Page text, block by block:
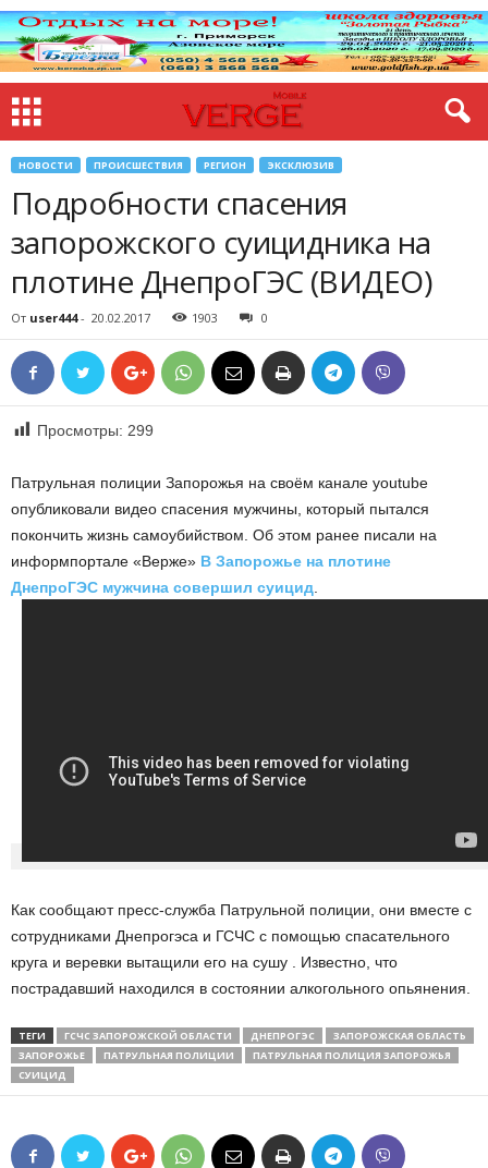
НОВОСТИ ПРОИСШЕСТВИЯ РЕГИОН ЭКСКЛЮЗИВ
Подробности спасения
запорожского суицидника на
плотине ДнепроГЭС (ВИДЕО)
От user444- 20.02.2017 1903 0
Просмотры: 299
Патрульная полиции Запорожья на своём канале youtube
опубликовали видео спасения мужчины, который пытался
покончить жизнь самоубийством. Об этом ранее писали на
информпортале «Верже» В Запорожье на плотине
ДнепроГЭС мужчина совершил суицид
Как сообщают пресс-служба Патрульной полиции, они вместе с
сотрудниками Днепрогэса и ГСЧС с помощью спасательного
круга и веревки вытащили его на сушу . Известно, что
пострадавший находился в состоянии алкогольного опьянения.
ТЕГИ ГСЧС ЗАПОРОЖСКОЙ ОБЛАСТИ ДНЕПРОГЭС
ЗАПОРОЖСКАЯ ОБЛАСТЬ
ЗАПОРОЖЬЕ
ПАТРУЛЬНАЯ ПОЛИЦИИ
ПАТРУЛЬНАЯ ПОЛИЦИЯ ЗАПОРОЖЬЯ
СУИЦИД